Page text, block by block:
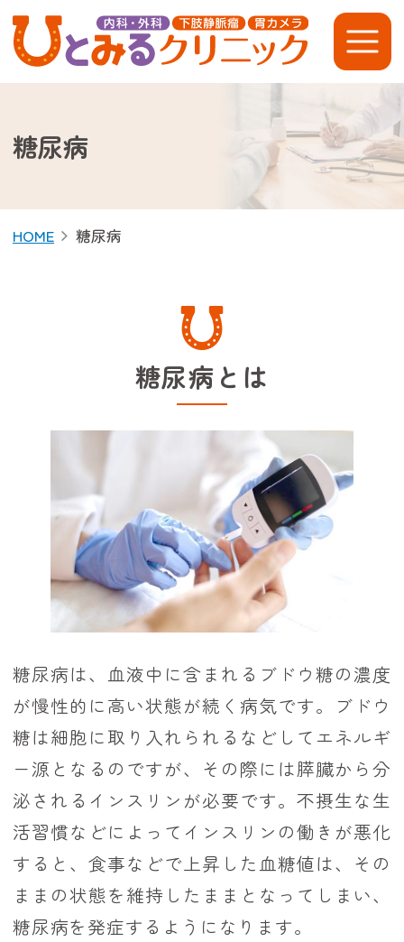
ひとみるクリニック
HOME 糖尿病
糖尿病
糖尿病とは
糖尿病は、血液中に含まれるブドウ糖の濃度
が慢性的に高い状態が続く病気です。ブドウ
糖は細胞に取り入れられるなどしてエネルギ
ー源となるのですが、その際には膵臓から分
泌されるインスリンが必要です。不摂生な生
活習慣などによってインスリンの働きが悪化
すると、食事などで上昇した血糖値は、その
ままの状態を維持したままとなってしまい、
糖尿病を発症するようになります。